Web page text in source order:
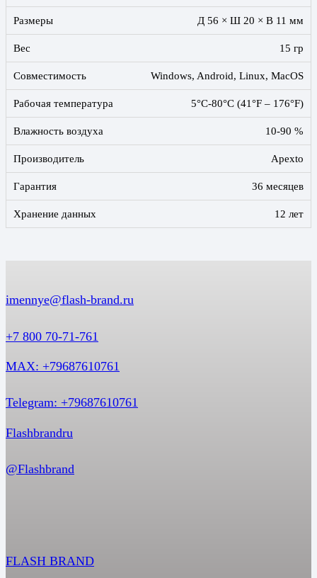
Размеры Д 56 × Ш 20 × В 11 мм
Вес 15 гр
Совместимость Windows, Android, Linux, MacOS
Рабочая температура 5°C-80°C (41°F – 176°F)
Влажность воздуха 10-90 %
Производитель Apexto
Гарантия 36 месяцев
Хранение данных 12 лет
imennye@flash-brand.ru
+7 800 70-71-761
MAX: +79687610761
Telegram: +79687610761
Flashbrandru
@Flashbrand
FLASH BRAND